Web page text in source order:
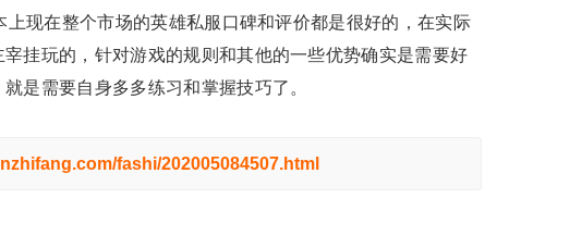
现在整个市场的英雄私服口碑和评价都是很好的，在实际
挂玩的，针对游戏的规则和其他的一些优势确实是需要好
是需要自身多多练习和掌握技巧了。
fashi/202005084507.html